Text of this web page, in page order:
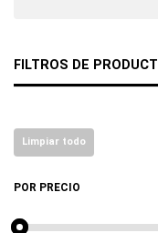
FILTROS DE
Limpiar todo
POR PRECIO